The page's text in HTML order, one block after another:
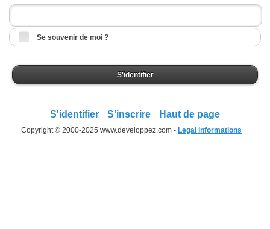
Se souvenir de moi ?
S'identifier
S'identifier S'inscrire Haut de page
Copyright © 2000-2025 www.developpez.com - Legal informations